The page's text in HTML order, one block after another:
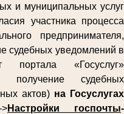
и муниципальных услуг
участника процесса
предпринимателя,
судебных уведомлений в
портала «Госуслуг»
судебных
актов) на Госуслугах
Настройки госпочты-